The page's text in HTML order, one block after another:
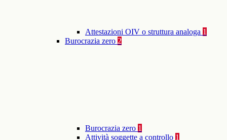
Attestazioni OIV o struttura analoga 1
Burocrazia zero 2
Burocrazia zero 1
Attività soggette a controllo 1